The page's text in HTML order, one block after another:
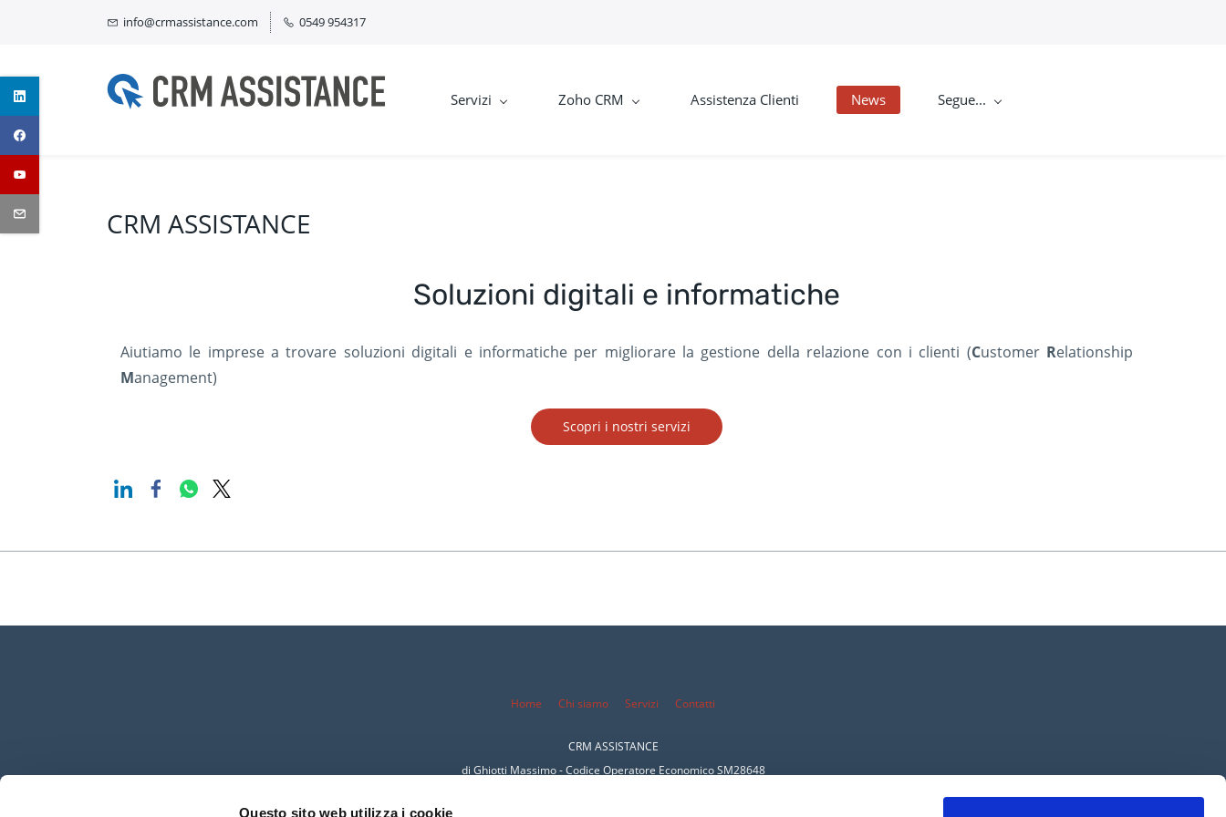
Questo sito web utilizza i cookie
content
info@crmassistance.com 0549 954317
Servizi Zoho CRM Assistenza Clienti News Segue...
CRM ASSISTANCE
Soluzioni digitali e informatiche
Aiutiamo le imprese a trovare soluzioni digitali e informatiche per migliorare la gestione della relazione con i clienti (Customer Relationship
Management)
Scopri i nostri servizi
Home Chi siamo Servizi Contatti
CRM ASSISTANCE
di Ghiotti Massimo -Codice Operatore Economico SM28648